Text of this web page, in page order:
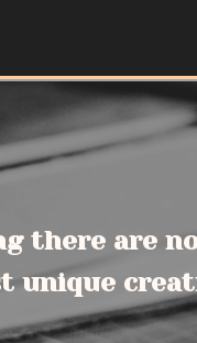
there are
unique